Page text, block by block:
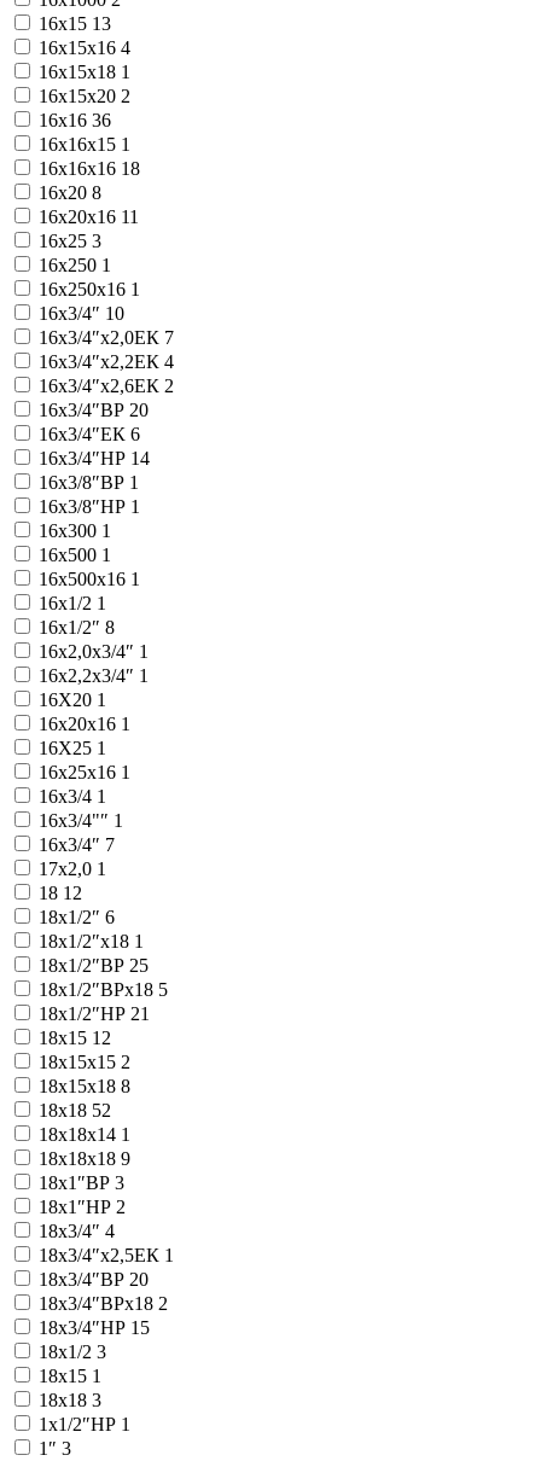
16x15 13
16x15x16 4
16x15x18 1
16x15x20 2
16x16 36
16x16x15 1
16x16x16 18
16x20 8
16x20x16 11
16x25 3
16x250 1
16x250х16 1
16x3/4″ 10
16x3/4″x2,0ЕК 7
16x3/4″x2,2ЕК 4
16x3/4″x2,6ЕК 2
16x3/4″ВР 20
16x3/4″ЕК 6
16x3/4″НР 14
16x3/8″ВР 1
16x3/8″НР 1
16x300 1
16x500 1
16x500x16 1
16х1/2 1
16х1/2″ 8
16х2,0х3/4″ 1
16х2,2х3/4″ 1
16Х20 1
16х20х16 1
16Х25 1
16х25х16 1
16х3/4 1
16х3/4"″ 1
16х3/4″ 7
17x2,0 1
18 12
18x1/2″ 6
18x1/2″x18 1
18x1/2″ВР 25
18x1/2″ВРx18 5
18x1/2″НР 21
18x15 12
18x15x15 2
18x15x18 8
18x18 52
18x18x14 1
18x18x18 9
18x1″ВР 3
18x1″НР 2
18x3/4″ 4
18x3/4″x2,5ЕК 1
18x3/4″ВР 20
18x3/4″ВРx18 2
18x3/4″НР 15
18х1/2 3
18х15 1
18х18 3
1х1/2″НР 1
1″ 3